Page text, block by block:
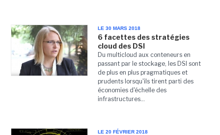
LE 30 MARS 2018
6 facettes des stratégies
cloud des DSI
Du multicloud aux conteneurs en
passant par le stockage, les DSI sont
de plus en plus pragmatiques et
prudents lorsqu'ils tirent parti des
économies d'échelle des
infrastructures...
LE 20 FÉVRIER 2018